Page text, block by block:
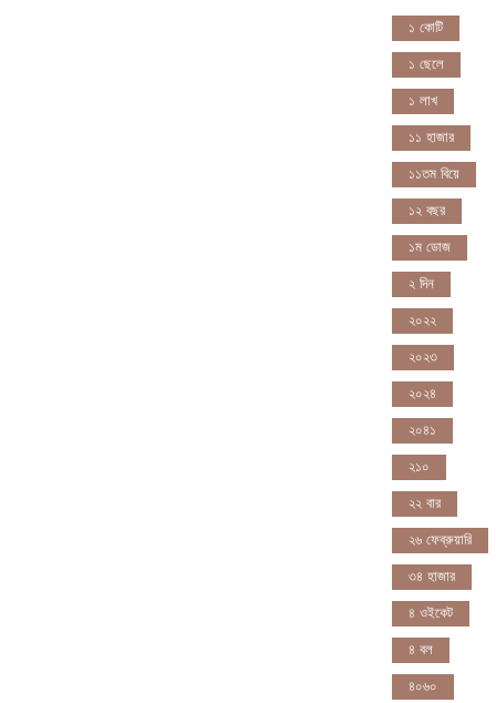
১ কোটি
১ ছেলে
১ লাখ
১১ হাজার
১১তম বিয়ে
১২ বছর
১ম ডোজ
২ দিন
২০২২
২০২৩
২০২৪
২০৪১
২১০
২২ বার
২৬ ফেব্রুয়ারি
৩৪ হাজার
৪ ওইকেট
৪ বল
৪০৬০